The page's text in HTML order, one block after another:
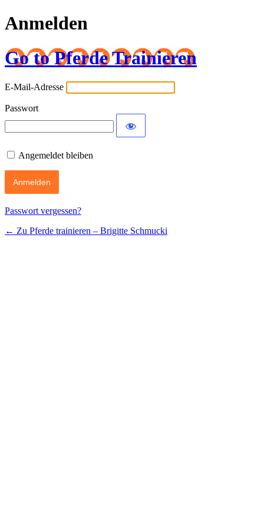
Anmelden
Go to Pferde Trainieren
E-Mail-Adresse
Passwort
Angemeldet bleiben
Passwort vergessen?
← Zu Pferde trainieren – Brigitte Schmucki